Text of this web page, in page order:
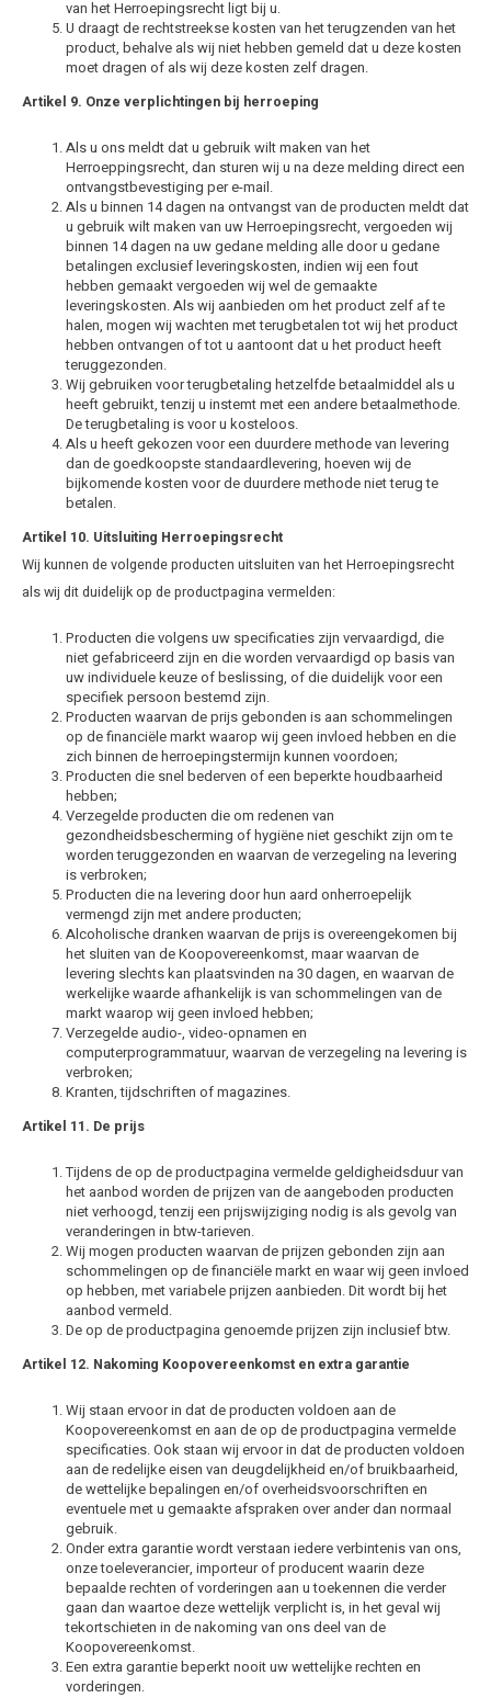
van het Herroepingsrecht ligt bij u.
U draagt de rechtstreekse kosten van het terugzenden van het
product, behalve als wij niet hebben gemeld dat u deze kosten
moet dragen of als wij deze kosten zelf dragen.
Artikel 9. Onze verplichtingen bij herroeping
Als u ons meldt dat u gebruik wilt maken van het
Herroeppingsrecht, dan sturen wij u na deze melding direct een
ontvangstbevestiging per e-mail.
Als u binnen 14 dagen na ontvangst van de producten meldt dat
u gebruik wilt maken van uw Herroepingsrecht, vergoeden wij
binnen 14 dagen na uw gedane melding alle door u gedane
betalingen exclusief leveringskosten, indien wij een fout
hebben gemaakt vergoeden wij wel de gemaakte
leveringskosten. Als wij aanbieden om het product zelf af te
halen, mogen wij wachten met terugbetalen tot wij het product
hebben ontvangen of tot u aantoont dat u het product heeft
teruggezonden.
Wij gebruiken voor terugbetaling hetzelfde betaalmiddel als u
heeft gebruikt, tenzij u instemt met een andere betaalmethode.
De terugbetaling is voor u kosteloos.
Als u heeft gekozen voor een duurdere methode van levering
dan de goedkoopste standaardlevering, hoeven wij de
bijkomende kosten voor de duurdere methode niet terug te
betalen.
Artikel 10. Uitsluiting Herroepingsrecht
Wij kunnen de volgende producten uitsluiten van het Herroepingsrecht
als wij dit duidelijk op de productpagina vermelden:
Producten die volgens uw specificaties zijn vervaardigd, die
niet gefabriceerd zijn en die worden vervaardigd op basis van
uw individuele keuze of beslissing, of die duidelijk voor een
specifiek persoon bestemd zijn.
Producten waarvan de prijs gebonden is aan schommelingen
op de financiële markt waarop wij geen invloed hebben en die
zich binnen de herroepingstermijn kunnen voordoen;
Producten die snel bederven of een beperkte houdbaarheid
hebben;
Verzegelde producten die om redenen van
gezondheidsbescherming of hygiëne niet geschikt zijn om te
worden teruggezonden en waarvan de verzegeling na levering
is verbroken;
Producten die na levering door hun aard onherroepelijk
vermengd zijn met andere producten;
Alcoholische dranken waarvan de prijs is overeengekomen bij
het sluiten van de Koopovereenkomst, maar waarvan de
levering slechts kan plaatsvinden na 30 dagen, en waarvan de
werkelijke waarde afhankelijk is van schommelingen van de
markt waarop wij geen invloed hebben;
Verzegelde audio-, video-opnamen en
computerprogrammatuur, waarvan de verzegeling na levering is
verbroken;
Kranten, tijdschriften of magazines.
Artikel 11. De prijs
Tijdens de op de productpagina vermelde geldigheidsduur van
het aanbod worden de prijzen van de aangeboden producten
niet verhoogd, tenzij een prijswijziging nodig is als gevolg van
veranderingen in btw-tarieven.
Wij mogen producten waarvan de prijzen gebonden zijn aan
schommelingen op de financiële markt en waar wij geen invloed
op hebben, met variabele prijzen aanbieden. Dit wordt bij het
aanbod vermeld.
De op de productpagina genoemde prijzen zijn inclusief btw.
Artikel 12. Nakoming Koopovereenkomst en extra garantie
Wij staan ervoor in dat de producten voldoen aan de
Koopovereenkomst en aan de op de productpagina vermelde
specificaties. Ook staan wij ervoor in dat de producten voldoen
aan de redelijke eisen van deugdelijkheid en/of bruikbaarheid,
de wettelijke bepalingen en/of overheidsvoorschriften en
eventuele met u gemaakte afspraken over ander dan normaal
gebruik.
Onder extra garantie wordt verstaan iedere verbintenis van ons,
onze toeleverancier, importeur of producent waarin deze
bepaalde rechten of vorderingen aan u toekennen die verder
gaan dan waartoe deze wettelijk verplicht is, in het geval wij
tekortschieten in de nakoming van ons deel van de
Koopovereenkomst.
Een extra garantie beperkt nooit uw wettelijke rechten en
vorderingen.